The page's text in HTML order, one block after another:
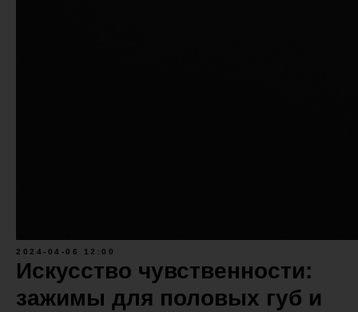
2024-04-06 12:00
Искусство чувственности:
зажимы для половых губ и